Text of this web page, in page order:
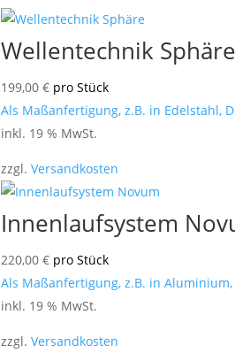
Wellentechnik Sphäre
199,00€ pro Stück
Als Maßanfertigung, z.B. in Edelstahl,
inkl. 19 % MwSt.
zzgl.Versandkosten
Innenlaufsystem
220,00€ pro Stück
Als Maßanfertigung, z.B. in
inkl. 19 % MwSt.
zzgl.Versandkosten